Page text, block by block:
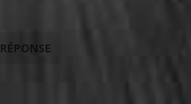
RÉPONSE